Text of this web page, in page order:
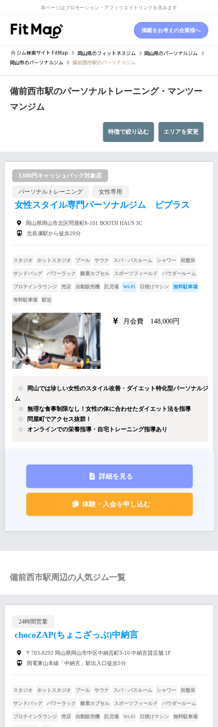
本ページはプロモーション・アフィリエイトリンクを含みます
掲載をお考えの企業様へ
ジム検索サイト FitMap 岡山県のフィットネスジム 岡山県のパーソナルジム
岡山市のパーソナルジム 備前西市駅のパーソナルジム
備前西市駅のパーソナルトレーニング・マンツー
マンジム
エリアを変更
特徴で絞り込む
1,000円キャッシュバック対象店
パーソナルトレーニング 女性専用
女性スタイル専門パーソナルジム ビプラス
岡山県岡山市北区問屋町8-101 BOOTH HAUS 3C
北長瀬駅から徒歩20分
スタジオ ホットスタジオ プール サウナ スパ・バスルーム シャワー 岩盤浴
サンドバッグ パワーラック 酸素カプセル スポーツフィールド パウダールーム
プロテインラウンジ 売店 自動販売機 託児場 Wi-Fi 日焼けマシン 無料駐車場
有料駐車場 駅近
月会費 148,000円
岡山では珍しい女性のスタイル改善・ダイエット特化型パーソナルジ
ム
無理な食事制限なし！女性の体に合わせたダイエット法を指導
問屋町でアクセス抜群！
オンラインでの栄養指導・自宅トレーニング指導あり
詳細を見る
体験・入会を申し込む
備前西市駅周辺の人気ジム一覧
24時間営業
chocoZAP(ちょこざっぷ)中納言
〒703-8292 岡山県岡山市中区中納言町3-10 中納言貸店舗 1F
岡電東山本線「中納言」駅出入口徒歩5分
スタジオ ホットスタジオ プール サウナ スパ・バスルーム シャワー 岩盤浴
サンドバッグ パワーラック 酸素カプセル スポーツフィールド パウダールーム
プロテインラウンジ 売店 自動販売機 託児場 Wi-Fi 日焼けマシン 無料駐車場